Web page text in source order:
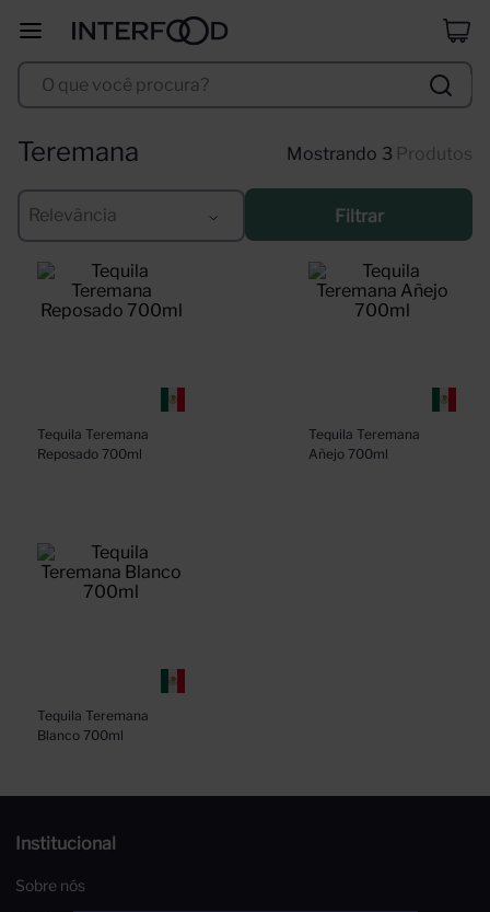
O que você procura?
Teremana 3 Produtos
Relevância Filtrar
Tequila Teremana
Reposado 700ml
Tequila Teremana
Añejo 700ml
Tequila Teremana
Blanco 700ml
Institucional
Sobre nós
º erdinger
10ºcorpus astral